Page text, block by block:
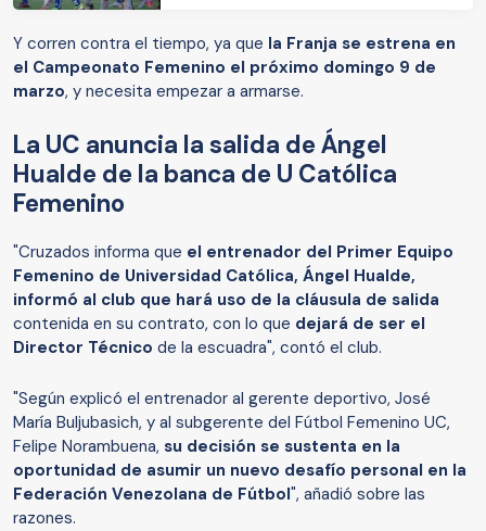
Y corren contra el tiempo, ya que la Franja se estrena en
el Campeonato Femenino el próximo domingo 9 de
marzo, y necesita empezar a armarse.
La UC anuncia la salida de Ángel
Hualde de la banca de U Católica
Femenino
"Cruzados informa que el entrenador del Primer Equipo
Femenino de Universidad Católica, Ángel Hualde,
informó al club que hará uso de la cláusula de salida
contenida en su contrato, con lo que dejará de ser el
Director Técnico de la escuadra", contó el club.
"Según explicó el entrenador al gerente deportivo, José
María Buljubasich, y al subgerente del Fútbol Femenino UC,
Felipe Norambuena, su decisión se sustenta en la
oportunidad de asumir un nuevo desafío personal en la
Federación Venezolana de Fútbol", añadió sobre las
razones.